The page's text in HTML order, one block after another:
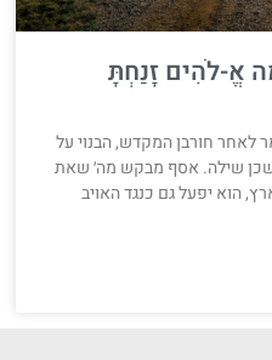
אֱ-לֹהִים זָנַחְתָּ
לאחר חורבן המקדש, הבנוי על
שילה. אסף מבקש מה׳ שאת
הוא יפעל גם כנגד האויב